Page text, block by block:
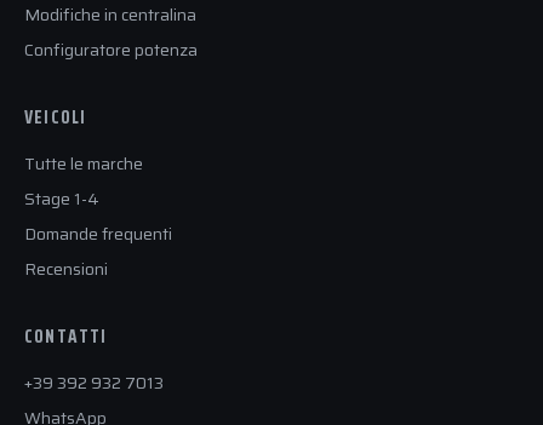
Modifiche in centralina
Configuratore potenza
VEICOLI
Tutte le marche
Stage 1-4
Domande frequenti
Recensioni
CONTATTI
+39 392 932 7013
WhatsApp